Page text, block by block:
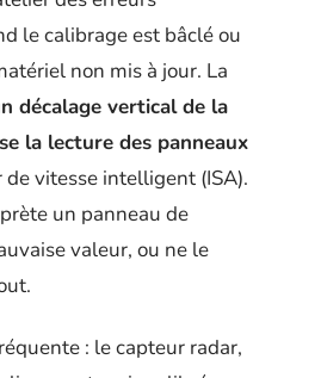
le calibrage est bâclé ou
non mis à jour. La
décalage vertical de la
la lecture des panneaux
vitesse intelligent (ISA).
un panneau de
valeur, ou ne le
: le capteur radar,